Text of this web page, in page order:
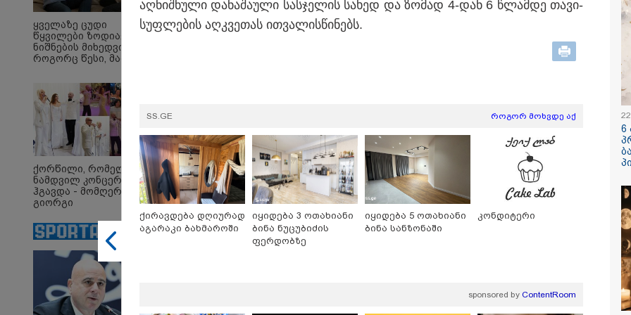
13:22 / 05-08-
ტყის
ჭურვი
12:38 / 05-08-2026
იტალიაში ქალმა,
ლატარიის ბილეთი,
რომელმაც 1 მლნ მოიგო,
შემთხვევით ნაგავში
გადააგდო - ის
დასუფთავების
მღრღნიდა“ -
აგენტმა
"მტრული
მილიონი
ყველაზე ცუდი
წყვილები ზოდიაქოს
ნიშნების მიხედვით -
როგორც წესი, მათ არ
ურთიერთობა
ქორწილი, რომელიც
ნამდვილ კონცერტს
ჰგავდა - მომღერალი
გიორგი
დაქორწინდა (ვიდეო)
აღ­ნიშ­ნუ­ლი და­ნა­შა­უ­ლი სას­ჯე­ლის სა­ხედ და ზო­მად 4-დან 6 წლამ­დე თა­ვი­
სუფ­ლე­ბის აღ­კვე­თას ით­ვა­ლის­წი­ნებს.
SS.GE როგორ მოხვდე აქ
ქირავდება დღიურად
აგარაკი ბახმაროში
იყიდება 3 ოთახიანი
ბინა ნუცუბიძის
ფერდობზე
იყიდება 5 ოთახიანი
ბინა სანზონაში
კონდიტერი
sponsored by ContentRoom
6